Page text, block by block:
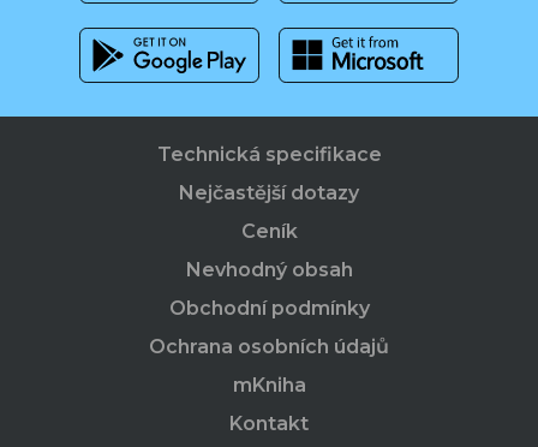
Technická specifikace
Nejčastější dotazy
Ceník
Nevhodný obsah
Obchodní podmínky
Ochrana osobních údajů
mKniha
Kontakt